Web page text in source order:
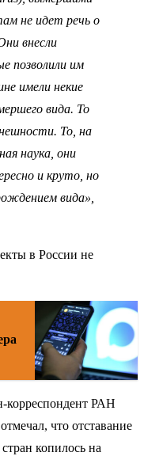
не идет речь о
внесли
позволили им
имели некие
вида. То
То, на
наука, они
и круто, но
вида»,
в России не
корреспондент РАН
отмечал, что отставание
копилось на